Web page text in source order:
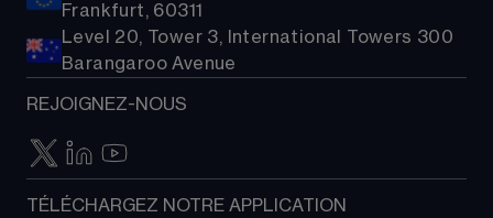
Frankfurt, 60311
Level 20, Tower 3, International Towers 300
Barangaroo Avenue
REJOIGNEZ-NOUS
TÉLÉCHARGEZ NOTRE APPLICATION